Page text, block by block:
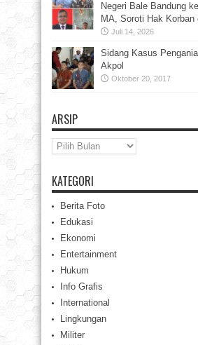
Negeri Bale Bandung
MA, Soroti Hak Korban
Juli 14, 2026
Sidang Kasus
Akpol
Oktober 20, 2017
ARSIP
Arsip
KATEGORI
Berita Foto
Edukasi
Ekonomi
Entertainment
Hukum
Info Grafis
International
Lingkungan
Militer